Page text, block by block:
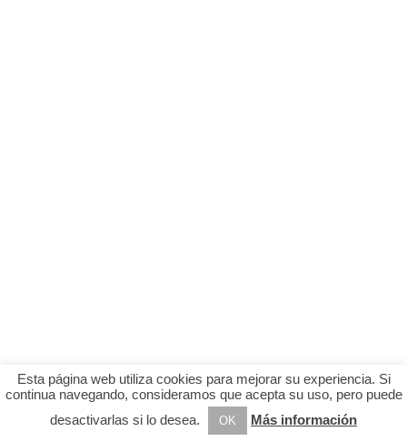
Esta página web utiliza cookies para mejorar su experiencia. Si
continua navegando, consideramos que acepta su uso, pero puede
desactivarlas si lo desea.
OK Más información